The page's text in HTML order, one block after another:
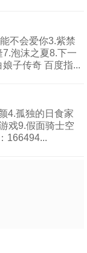
不会爱你3.紫禁
泡沫之夏8.下一
子传奇 百度指...
4.孤独的日食家
戏9.假面骑士空
166494...